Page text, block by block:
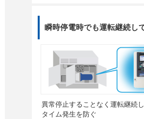
瞬時停電時でも運転継続し
異常停止することなく運転継続
タイム発生を防ぐ